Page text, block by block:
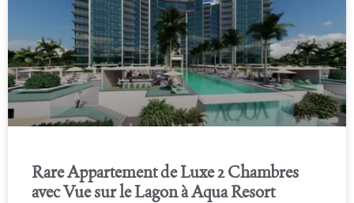
Rare Appartement de Luxe 2 Chambres
avec Vue sur le Lagon à Aqua Resort